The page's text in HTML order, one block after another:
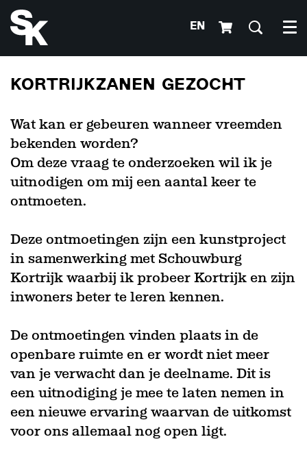
EN
KORTRIJKZANEN GEZOCHT
Wat kan er gebeuren wanneer vreemden
bekenden worden?
Om deze vraag te onderzoeken wil ik je
uitnodigen om mij een aantal keer te
ontmoeten.
Deze ontmoetingen zijn een kunstproject
in samenwerking met Schouwburg
Kortrijk waarbij ik probeer Kortrijk en zijn
inwoners beter te leren kennen.
De ontmoetingen vinden plaats in de
openbare ruimte en er wordt niet meer
van je verwacht dan je deelname. Dit is
een uitnodiging je mee te laten nemen in
een nieuwe ervaring waarvan de uitkomst
voor ons allemaal nog open ligt.